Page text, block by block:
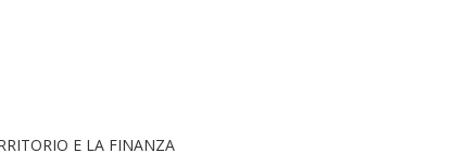
E LA FINANZA